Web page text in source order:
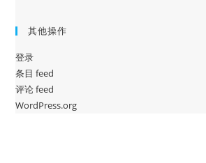
其他操作
登录
条目 feed
评论 feed
WordPress.org